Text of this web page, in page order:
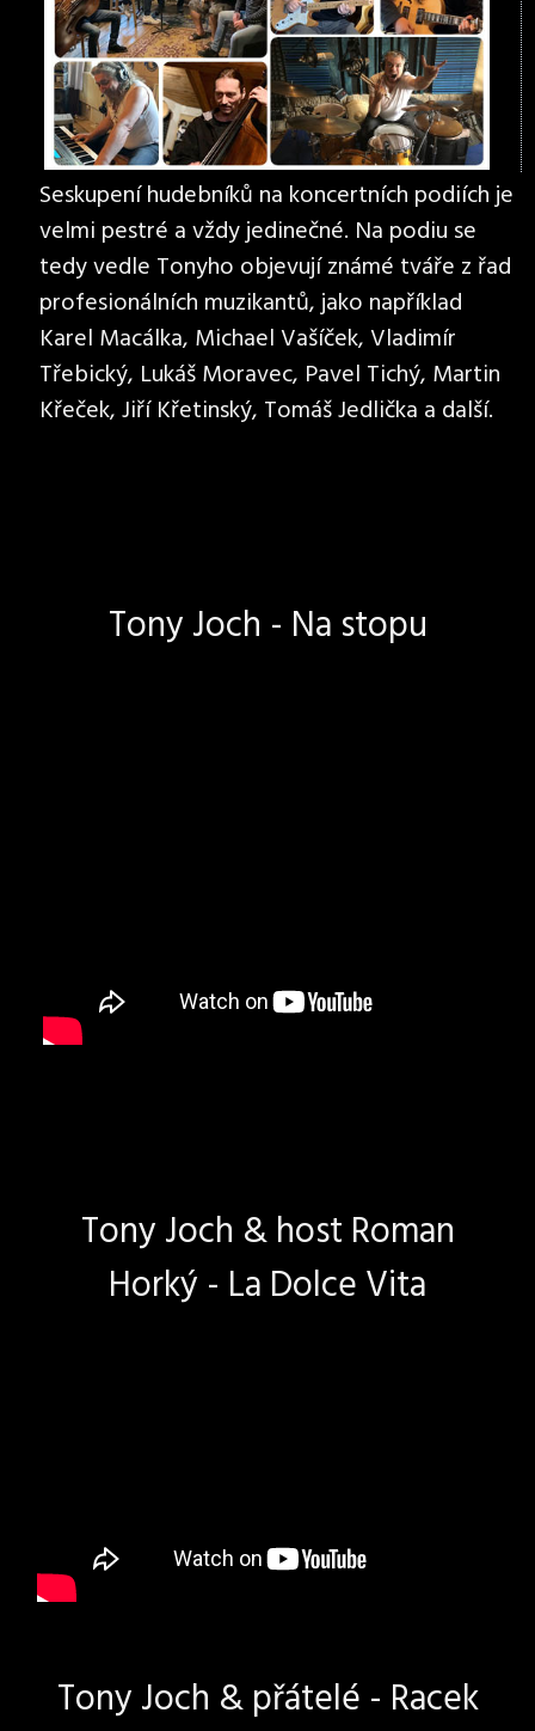
Seskupení hudebníků na koncertních podiích je
velmi pestré a vždy jedinečné. Na podiu se
tedy vedle Tonyho objevují známé tváře z řad
profesionálních muzikantů, jako například
Karel Macálka, Michael Vašíček, Vladimír
Třebický, Lukáš Moravec, Pavel Tichý, Martin
Křeček, Jiří Křetinský, Tomáš Jedlička a další.
Tony Joch - Na stopu
Tony Joch & host Roman
Horký - La Dolce Vita
Tony Joch & přátelé - Racek